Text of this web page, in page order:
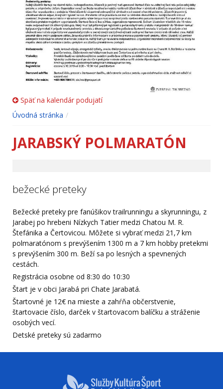
Späť na kalendár podujatí
Úvodná stránka
JARABSKÝ POLMARATÓN
bežecké preteky
Bežecké preteky pre fanúšikov trailrunningu a skyrunningu, z
Jarabej po hrebeni Nízkych Tatier medzi Chatou M. R.
Štefánika a Čertovicou. Môžete si vybrať medzi 21,7 km
polmaratónom s prevýšením 1300 m a 7 km hobby pretekmi
s prevýšením 300 m. Beží sa po lesných a spevnených
cestách.
Registrácia osobne od 8:30 do 10:30
Štart je v obci Jarabá pri Chate Jarabatá.
Štartovné je 12€ na mieste a zahŕňa občerstvenie,
štartovacie číslo, darček v štartovacom balíčku a stráženie
osobých vecí.
Detské preteky sú zadarmo